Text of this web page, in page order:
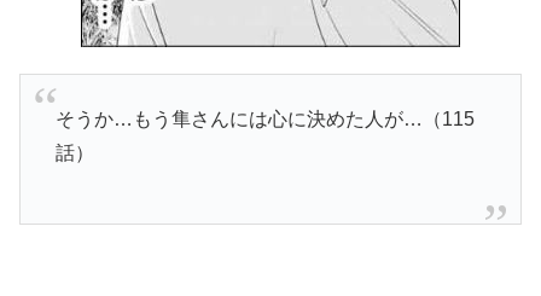
そうか…もう隼さんには心に決めた人が…（115
話）